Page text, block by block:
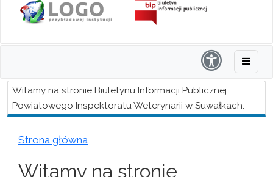
Witamy na stronie Biuletynu Informacji Publicznej
Powiatowego Inspektoratu Weterynarii w Suwałkach.
Strona główna
Witamy na stronie